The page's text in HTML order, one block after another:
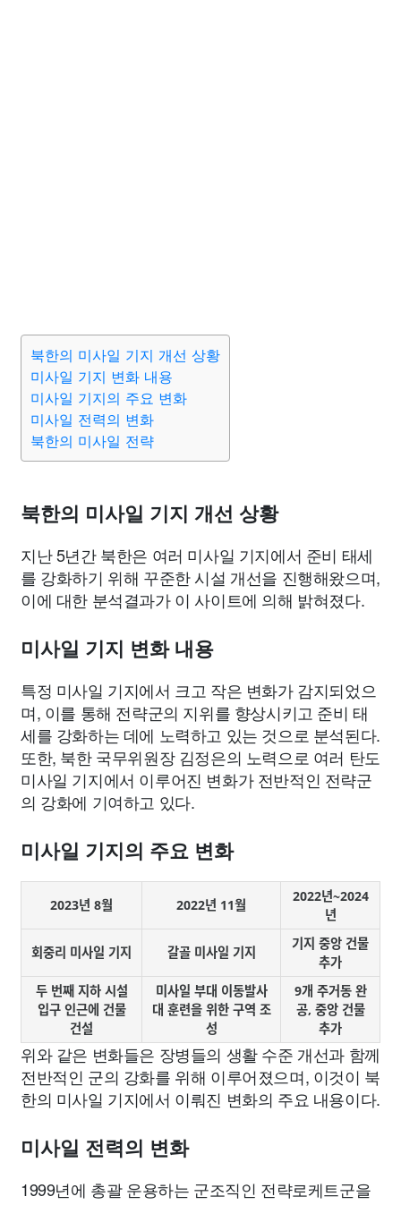
북한의 미사일 기지 개선 상황
미사일 기지 변화 내용
미사일 기지의 주요 변화
미사일 전력의 변화
북한의 미사일 전략
북한의 미사일 기지 개선 상황
지난 5년간 북한은 여러 미사일 기지에서 준비 태세
를 강화하기 위해 꾸준한 시설 개선을 진행해왔으며,
이에 대한 분석결과가 이 사이트에 의해 밝혀졌다.
미사일 기지 변화 내용
특정 미사일 기지에서 크고 작은 변화가 감지되었으
며, 이를 통해 전략군의 지위를 향상시키고 준비 태
세를 강화하는 데에 노력하고 있는 것으로 분석된다.
또한, 북한 국무위원장 김정은의 노력으로 여러 탄도
미사일 기지에서 이루어진 변화가 전반적인 전략군
의 강화에 기여하고 있다.
미사일 기지의 주요 변화
2023년 8월 2022년 11월
2022년~2024
년
회중리 미사일 기지 갈골 미사일 기지
기지 중앙 건물
추가
두 번째 지하 시설
입구 인근에 건물
건설
미사일 부대 이동발사
대 훈련을 위한 구역 조
성
9개 주거동 완
공, 중앙 건물
추가
위와 같은 변화들은 장병들의 생활 수준 개선과 함께
전반적인 군의 강화를 위해 이루어졌으며, 이것이 북
한의 미사일 기지에서 이뤄진 변화의 주요 내용이다.
미사일 전력의 변화
1999년에 총괄 운용하는 군조직인 전략로케트군을